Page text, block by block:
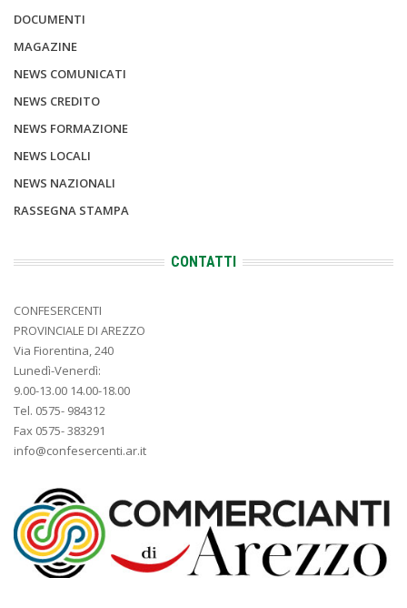
DOCUMENTI
MAGAZINE
NEWS COMUNICATI
NEWS CREDITO
NEWS FORMAZIONE
NEWS LOCALI
NEWS NAZIONALI
RASSEGNA STAMPA
CONTATTI
CONFESERCENTI
PROVINCIALE DI AREZZO
Via Fiorentina, 240
Lunedì-Venerdì:
9.00-13.00 14.00-18.00
Tel. 0575- 984312
Fax 0575- 383291
info@confesercenti.ar.it